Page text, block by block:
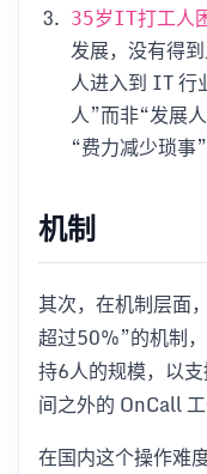
35岁IT打工人
发展，没有得
人进入到 IT 行
人”而非“发展
“费力减少琐事”
机制
其次，在机制层面
超过50%”的机制
持6人的规模，以
间之外的 OnCall
在国内这个操作难